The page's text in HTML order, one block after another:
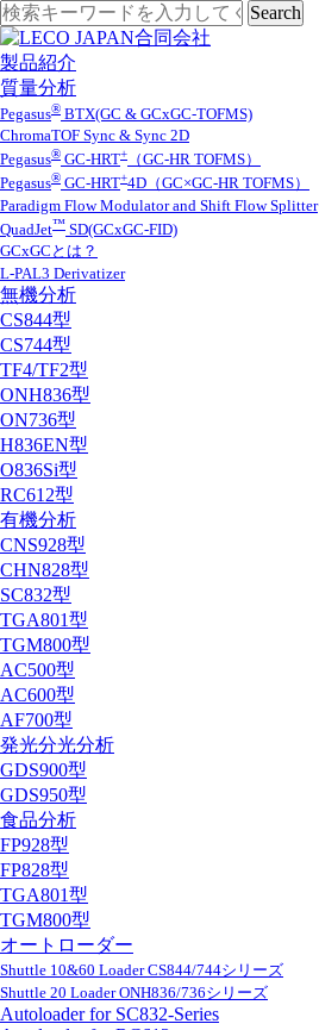
製品紹介
質量分析
Pegasus® BTX(GC & GCxGC-TOFMS)
ChromaTOF Sync & Sync 2D
Pegasus® GC-HRT+
（GC-HR TOFMS）
Pegasus® GC-HRT+4D（GC×GC-HR TOFMS）
Paradigm Flow Modulator and Shift Flow Splitter
QuadJet™ SD(GCxGC-FID)
GCxGCとは？
L-PAL3 Derivatizer
無機分析
CS844型
CS744型
TF4/TF2型
ONH836型
ON736型
H836EN型
O836Si型
RC612型
有機分析
CNS928型
CHN828型
SC832型
TGA801型
TGM800型
AC500型
AC600型
AF700型
発光分光分析
GDS900型
GDS950型
食品分析
FP928型
FP828型
TGA801型
TGM800型
オートローダー
Shuttle 10&60 Loader CS844/744シリーズ
Shuttle 20 Loader ONH836/736シリーズ
Autoloader for SC832-Series